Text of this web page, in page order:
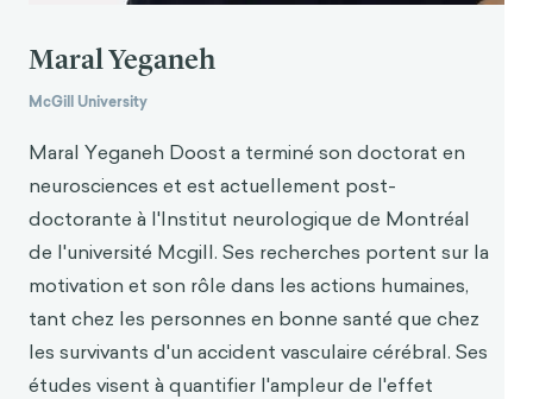
Maral Yeganeh
McGill University
Maral Yeganeh Doost a terminé son doctorat en
neurosciences et est actuellement post-
doctorante à l'Institut neurologique de Montréal
de l'université Mcgill. Ses recherches portent sur la
motivation et son rôle dans les actions humaines,
tant chez les personnes en bonne santé que chez
les survivants d'un accident vasculaire cérébral. Ses
études visent à quantifier l'ampleur de l'effet